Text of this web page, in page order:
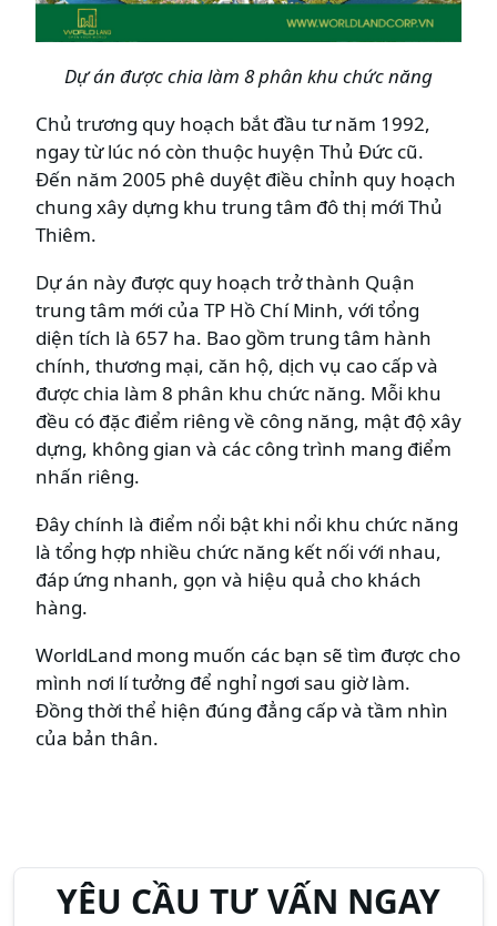
Dự án được chia làm 8 phân khu chức năng
Chủ trương quy hoạch bắt đầu tư năm 1992,
ngay từ lúc nó còn thuộc huyện Thủ Đức cũ.
Đến năm 2005 phê duyệt điều chỉnh quy hoạch
chung xây dựng khu trung tâm đô thị mới Thủ
Thiêm.
Dự án này được quy hoạch trở thành Quận
trung tâm mới của TP Hồ Chí Minh, với tổng
diện tích là 657 ha. Bao gồm trung tâm hành
chính, thương mại, căn hộ, dịch vụ cao cấp và
được chia làm 8 phân khu chức năng. Mỗi khu
đều có đặc điểm riêng về công năng, mật độ xây
dựng, không gian và các công trình mang điểm
nhấn riêng.
Đây chính là điểm nổi bật khi nổi khu chức năng
là tổng hợp nhiều chức năng kết nối với nhau,
đáp ứng nhanh, gọn và hiệu quả cho khách
hàng.
WorldLand mong muốn các bạn sẽ tìm được cho
mình nơi lí tưởng để nghỉ ngơi sau giờ làm.
Đồng thời thể hiện đúng đẳng cấp và tầm nhìn
của bản thân.
YÊU CẦU TƯ VẤN NGAY